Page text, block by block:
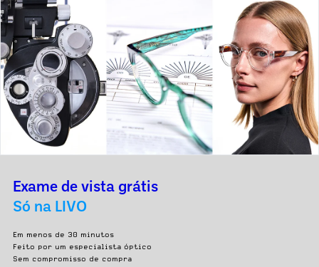
Exame de vista grátis
Só na LIVO
Em menos de 30 minutos
Feito por um especialista óptico
Sem compromisso de compra